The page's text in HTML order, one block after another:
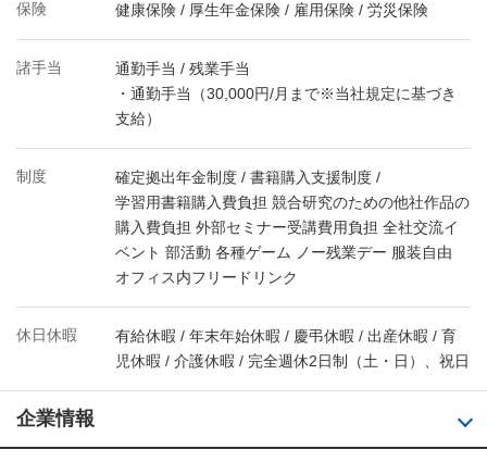
保険 健康保険 / 厚生年金保険 / 雇用保険 / 労災保険
諸手当
通勤手当 / 残業手当
・通勤手当（30,000円/月まで※当社規定に基づき
支給）
制度
確定拠出年金制度 / 書籍購入支援制度 /
学習用書籍購入費負担 競合研究のための他社作品の
購入費負担 外部セミナー受講費用負担 全社交流イ
ベント 部活動 各種ゲーム ノー残業デー 服装自由
オフィス内フリードリンク
休日休暇
有給休暇 / 年末年始休暇 / 慶弔休暇 / 出産休暇 / 育
児休暇 / 介護休暇 / 完全週休2日制（土・日）、祝日
企業情報